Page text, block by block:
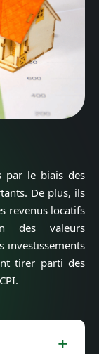
par le biais des
De plus, ils
revenus locatifs
des valeurs
investissements
tirer parti des